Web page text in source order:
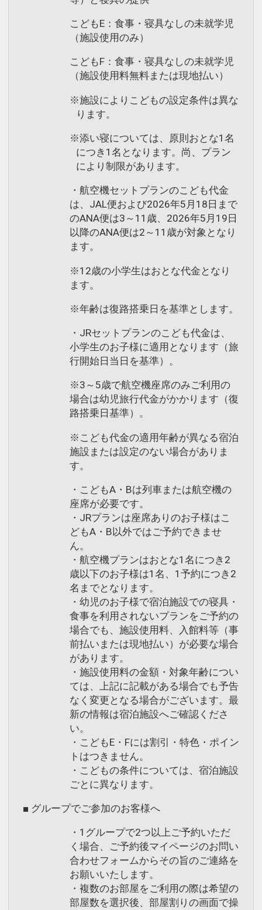
こどもE：食事・寝具なしの未就学児
（施設使用のみ）
こどもF：食事・寝具なしの未就学児
（施設使用料無料または現地払い）
※施設によりこどもの設定条件は異な
ります。
※添い寝については、原則おとな1名
につき1名となります。尚、プラン
により制限があります。
・航空機セットプランのこども代金
は、JAL便および2026年5月18日まで
のANA便は3～11歳、2026年5月19日
以降のANA便は2～11歳が対象となり
ます。
※12歳の小学生はおとな代金となり
ます。
※年齢は復路搭乗日を基準とします。
・JRセットプランのこども代金は、
小学生のお子様に適用となります（旅
行開始日当日を基準）。
※3～5歳で航空機座席のみご利用の
場合は幼児旅行代金がかかります（復
路搭乗日基準）。
※こども代金の適用年齢が異なる宿泊
施設または設定のない場合がありま
す。
・こどもA・Bは列車または航空機の
座席が必要です。
・JRプランは座席ありのお子様はこ
どもA・B以外ではご予約できませ
ん。
・航空機プランはおとな1名につき2
歳以下のお子様は1名、1予約につき2
名までとなります。
・幼児のお子様で宿泊施設での寝具・
食事を利用されないプランをご予約の
場合でも、施設使用料、入館料等（事
前払いまたは現地払い）が必要な場合
があります。
・施設使用料の金額・対象年齢につい
ては、上記に記載がある場合でも予告
なく変更となる場合がございます。最
新の情報は宿泊施設へご確認くださ
い。
・こどもE・Fには割引・特色・ポイン
トはつきません。
・こどもの条件については、宿泊施設
ごとに異なります。
■ グループでご参加のお客様へ
・1グループで2つ以上ご予約いただ
く場合、ご予約後マイページのお問い
合わせフォームからその旨のご連絡を
お願いいたします。
・複数のお部屋をご利用の際は希望の
部屋数を選択後、部屋割りの画面で操